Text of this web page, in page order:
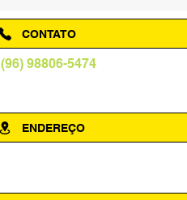
(96) 98806-5474
CONTATO
ENDEREÇO